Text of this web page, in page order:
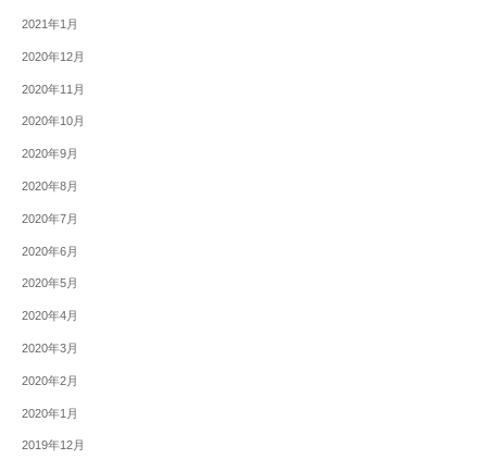
2021年1月
2020年12月
2020年11月
2020年10月
2020年9月
2020年8月
2020年7月
2020年6月
2020年5月
2020年4月
2020年3月
2020年2月
2020年1月
2019年12月